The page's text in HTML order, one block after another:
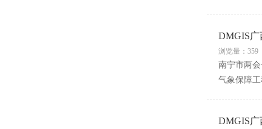
DMGIS广
浏览量：359
南宁市两
气象保障
DMGIS广